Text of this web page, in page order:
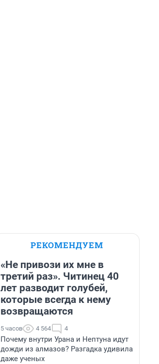
РЕКОМЕНДУЕМ
«Не привози их мне в
третий раз». Читинец 40
лет разводит голубей,
которые всегда к нему
возвращаются
5 часов 4 564 4
Почему внутри Урана и Нептуна идут
дожди из алмазов? Разгадка удивила
даже ученых